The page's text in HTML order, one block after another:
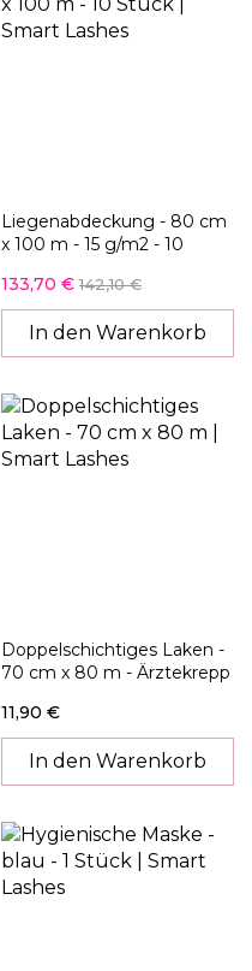
Liegenabdeckung - 80 cm
x 100 m - 15 g/m2 - 10
in Rolle
133,70 € 142,10 €
In den Warenkorb
Doppelschichtiges Laken -
70 cm x 80 m - Ärztekrepp
11,90 €
In den Warenkorb